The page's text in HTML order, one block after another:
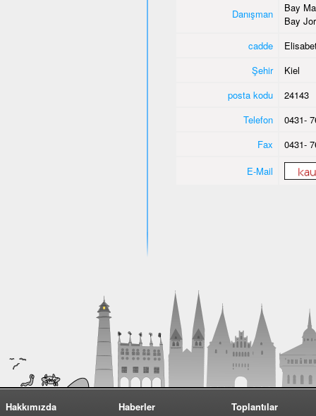
Danışman
Bay
Bay
cadde
Şehir
Kiel
posta kodu
24143
Telefon
0431-
Fax
0431-
E-Mail
Hakkımızda
Haberler
Toplantılar